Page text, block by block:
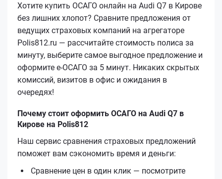
Хотите купить ОСАГО онлайн на Audi Q7 в Кирове
без лишних хлопот? Сравните предложения от
ведущих страховых компаний на агрегаторе
Polis812.ru — рассчитайте стоимость полиса за
минуту, выберите самое выгодное предложение и
оформите е‑ОСАГО за 5 минут. Никаких скрытых
комиссий, визитов в офис и ожидания в
очередях!
Почему стоит оформить ОСАГО на Audi Q7 в
Кирове на Polis812
Наш сервис сравнения страховых предложений
поможет вам сэкономить время и деньги:
Сравнение цен в один клик — посмотрите